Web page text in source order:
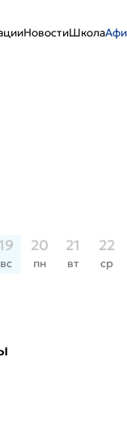
НовостиШкола
вс
20
пн
21
вт
22
ср